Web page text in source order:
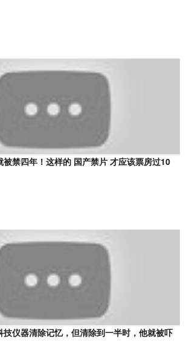
被禁四年！这样的 国产禁片 才应该票房过10
技仪器清除记忆，但清除到一半时，他就被吓